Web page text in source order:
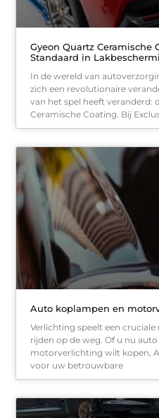
Gyeon Quartz Ceramische
Standaard in
In de wereld van
zich een revolutionaire
van het spel heeft veranderd:
Ceramische Coating. Bij
Auto koplampen en
Verlichting speelt een
rijden op de weg. Of u nu
motorverlichting wilt kopen,
voor uw betrouwbare